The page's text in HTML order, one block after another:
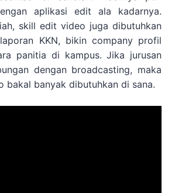
aplikasi edit ala kadarnya.
skill edit video juga dibutuhkan
KKN, bikin company profil
panitia di kampus. Jika jurusan
dengan broadcasting, maka
bakal banyak dibutuhkan di sana.